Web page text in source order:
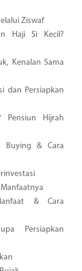
Ziswaf
Haji Si Kecil?
Kenalan Sama
dan Persiapkan
Pensiun Hijrah
Buying & Cara
Manfaatnya
& Cara
Persiapkan